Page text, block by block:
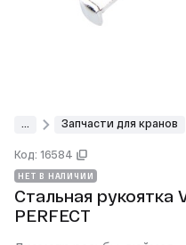
Запчасти для кранов
Код: 16584
НЕТ В НАЛИЧИИ
Стальная рукоятка Valtec для крана 1/2"
PERFECT